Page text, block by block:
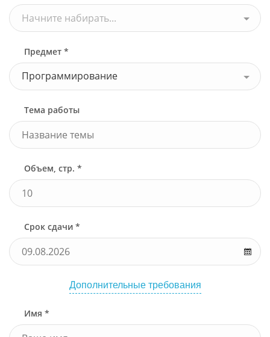
Начните набирать...
Предмет *
Программирование
Тема работы
Объем, стр. *
Срок сдачи *
Дополнительные требования
Имя *